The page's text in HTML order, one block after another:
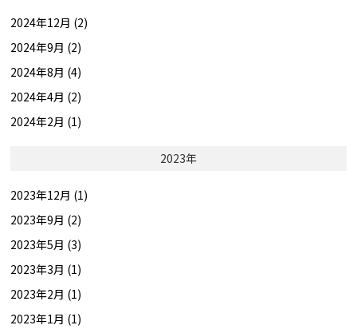
2024年12月 (2)
2024年9月 (2)
2024年8月 (4)
2024年4月 (2)
2024年2月 (1)
2023年
2023年12月 (1)
2023年9月 (2)
2023年5月 (3)
2023年3月 (1)
2023年2月 (1)
2023年1月 (1)